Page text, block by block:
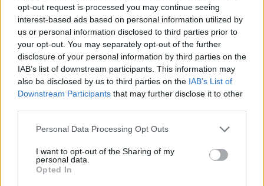
opt-out request is processed you may continue seeing
interest-based ads based on personal information utilized by
us or personal information disclosed to third parties prior to
your opt-out. You may separately opt-out of the further
disclosure of your personal information by third parties on the
IAB’s list of downstream participants. This information may
also be disclosed by us to third parties on the IAB’s List of
Downstream Participants that may further disclose it to other
Personal Data Processing Opt Outs
I want to opt-out of the Sharing of my
personal data.
Opted In
ULTIMI ARTICOLI
Montecchio Maggiore, al Castello di
Romeo arrivano “Le nozze di Figaro” di
Mozart per Vicenza in Lirica
EVENTI